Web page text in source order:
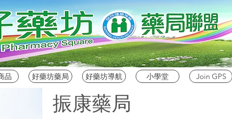
品 好藥坊藥局 好藥坊導航 小學堂 Join GPS
振康藥局